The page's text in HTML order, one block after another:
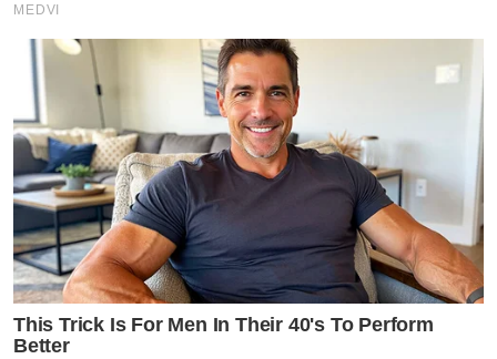
MEDVI
This Trick Is For Men In Their 40's To Perform
Better